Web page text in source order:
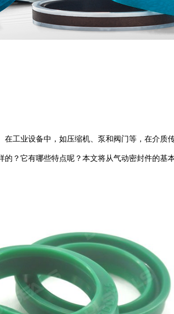
工业设备中，如压缩机、泵和阀门等，在介质
？它有哪些特点呢？本文将从气动密封件的基